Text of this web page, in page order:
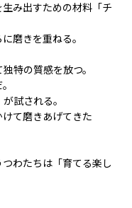
み出すための材料「チ
磨きを重ねる。
特の質感を放つ。
試される。
て磨きあげてきた
わたちは「育てる楽し